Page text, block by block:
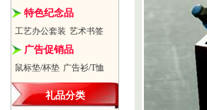
特色纪念品
工艺办公套装 艺术书签
广告促销品
鼠标垫/杯垫 广告衫/T恤
礼品分类